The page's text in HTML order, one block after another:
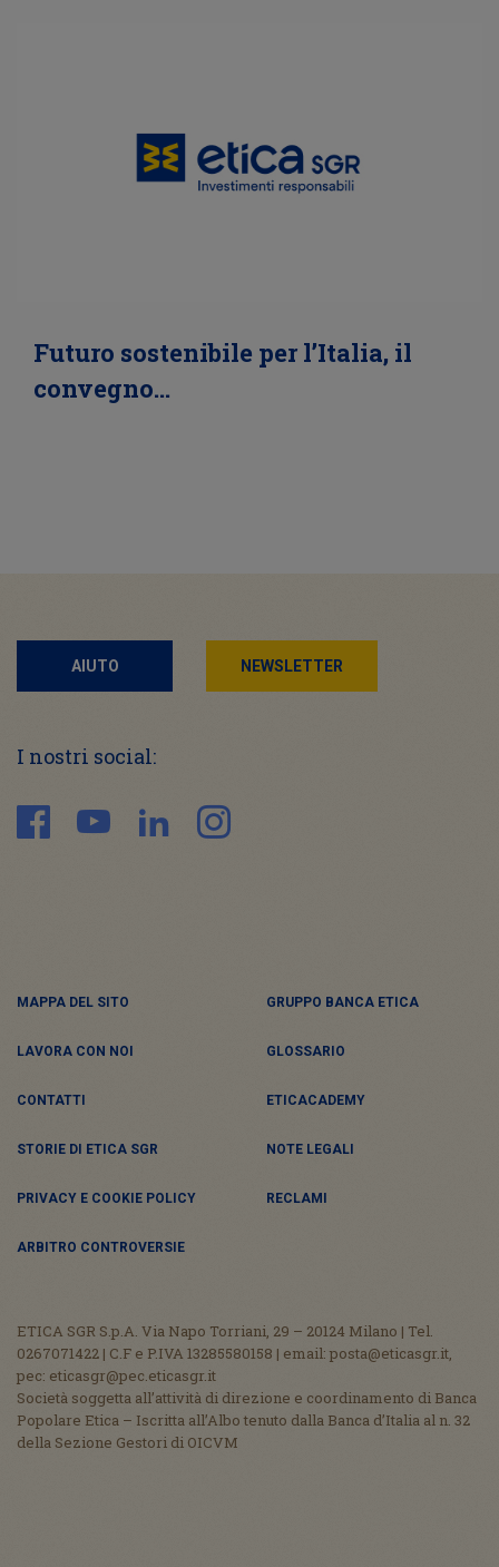
Futuro sostenibile per l’Italia, il
convegno…
AIUTO NEWSLETTER
I nostri social:
MAPPA DEL SITO GRUPPO BANCA ETICA
LAVORA CON NOI GLOSSARIO
CONTATTI ETICACADEMY
STORIE DI ETICA SGR NOTE LEGALI
PRIVACY E COOKIE POLICY RECLAMI
ARBITRO CONTROVERSIE
ETICA SGR S.p.A. Via Napo Torriani, 29 – 20124 Milano | Tel.
0267071422 | C.F e P.IVA 13285580158 | email: posta@eticasgr.it,
pec: eticasgr@pec.eticasgr.it
Società soggetta all’attività di direzione e coordinamento di Banca
Popolare Etica – Iscritta all’Albo tenuto dalla Banca d’Italia al n. 32
della Sezione Gestori di OICVM